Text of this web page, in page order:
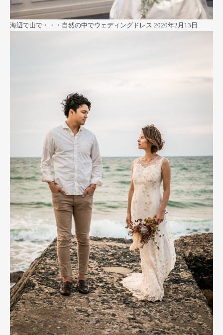
海辺で山で・・・自然の中でウェディングドレス 2020年2月13日